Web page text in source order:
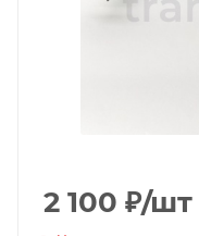
2 100 ₽/шт